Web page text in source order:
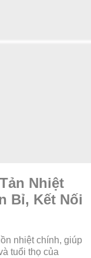
Nhiệt
Bỉ, Kết Nối
nhiệt chính, giúp
tuổi thọ của